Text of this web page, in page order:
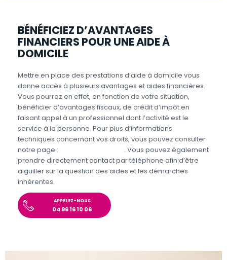
BÉNÉFICIEZ D’AVANTAGES
FINANCIERS POUR UNE AIDE À
DOMICILE
Mettre en place des prestations d’aide à domicile vous
donne accès à plusieurs avantages et aides financières.
Vous pourrez en effet, en fonction de votre situation,
bénéficier d’avantages fiscaux, de crédit d’impôt en
faisant appel à un professionnel dont l’activité est le
service à la personne. Pour plus d’informations
techniques concernant vos droits, vous pouvez consulter
notre page :
. Vous pouvez également
prendre directement contact par téléphone afin d’être
aiguiller sur la question des aides et les démarches
inhérentes.
APPELEZ-NOUS
04 96 16 10 06